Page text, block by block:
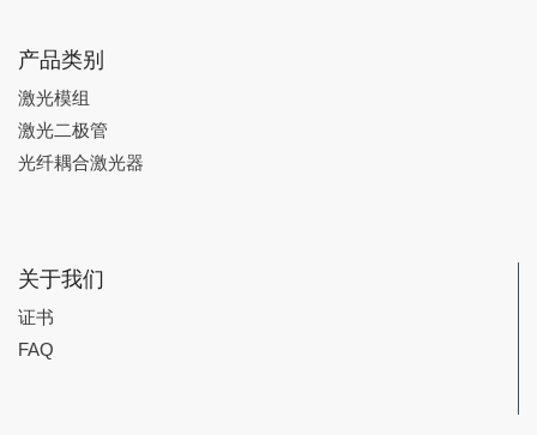
产品类别
激光模组
激光二极管
光纤耦合激光器
关于我们
证书
FAQ